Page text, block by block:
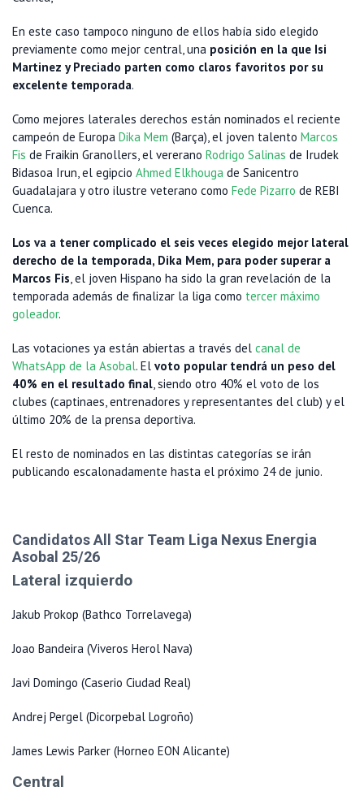
En este caso tampoco ninguno de ellos había sido elegido
previamente como mejor central, una posición en la que Isi
Martinez y Preciado parten como claros favoritos por su
excelente temporada.
Como mejores laterales derechos están nominados el reciente
campeón de Europa Dika Mem (Barça), el joven talento Marcos
Fis de Fraikin Granollers, el vererano Rodrigo Salinas de Irudek
Bidasoa Irun, el egipcio Ahmed Elkhouga de Sanicentro
Guadalajara y otro ilustre veterano como Fede Pizarro de REBI
Cuenca.
Los va a tener complicado el seis veces elegido mejor lateral
derecho de la temporada, Dika Mem, para poder superar a
Marcos Fis, el joven Hispano ha sido la gran revelación de la
temporada además de finalizar la liga como tercer máximo
goleador.
Las votaciones ya están abiertas a través del canal de
WhatsApp de la Asobal. El voto popular tendrá un peso del
40% en el resultado final, siendo otro 40% el voto de los
clubes (captinaes, entrenadores y representantes del club) y el
último 20% de la prensa deportiva.
El resto de nominados en las distintas categorías se irán
publicando escalonadamente hasta el próximo 24 de junio.
Candidatos All Star Team Liga Nexus Energia
Asobal 25/26
Lateral izquierdo
Jakub Prokop (Bathco Torrelavega)
Joao Bandeira (Viveros Herol Nava)
Javi Domingo (Caserio Ciudad Real)
Andrej Pergel (Dicorpebal Logroño)
James Lewis Parker (Horneo EON Alicante)
Central